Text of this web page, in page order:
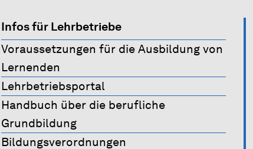
Infos für Lehrbetriebe
Voraussetzungen für die Ausbildung von
Lernenden
Lehrbetriebsportal
Handbuch über die berufliche
Grundbildung
Bildungsverordnungen